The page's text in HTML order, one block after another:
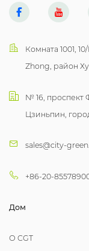
Комната 1001,
Zhong, район
№ 16,
Цзиньпин,
sales@city-
+86-20-
Дом
О CGT